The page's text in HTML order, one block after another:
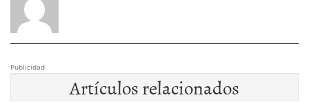
Publicidad
Artículos relacionados